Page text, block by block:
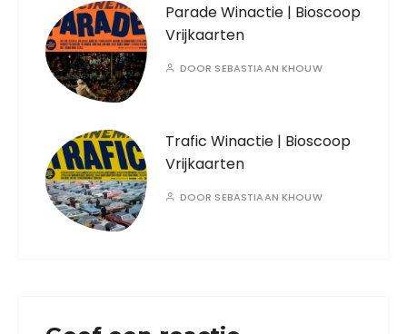
Parade Winactie | Bioscoop
Vrijkaarten
DOOR SEBASTIAAN KHOUW
Trafic Winactie | Bioscoop
Vrijkaarten
DOOR SEBASTIAAN KHOUW